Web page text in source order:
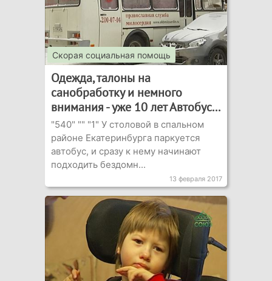
Скорая социальная помощь
Одежда, талоны на
санобработку и немного
внимания - уже 10 лет Автобус...
"540" "" "1" У столовой в спальном
районе Екатеринбурга паркуется
автобус, и сразу к нему начинают
подходить бездомн...
13 февраля 2017